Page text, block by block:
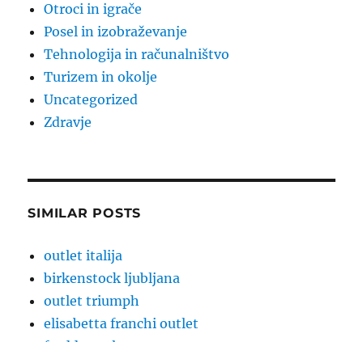
Otroci in igrače
Posel in izobraževanje
Tehnologija in računalništvo
Turizem in okolje
Uncategorized
Zdravje
SIMILAR POSTS
outlet italija
birkenstock ljubljana
outlet triumph
elisabetta franchi outlet